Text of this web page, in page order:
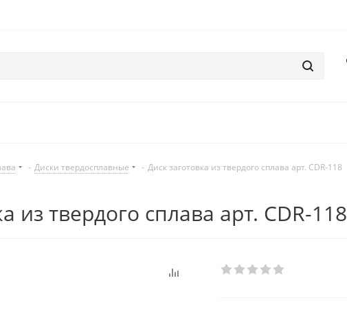
- Диски твердосплавные - Диск заготовка из твердого сплава арт. CDR-118
из твердого сплава арт. CDR-118